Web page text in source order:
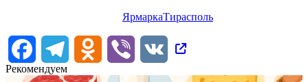
ЯрмаркаТирасполь
FacebookTelegram Odnoklassniki
Viber
VK
Рекомендуем